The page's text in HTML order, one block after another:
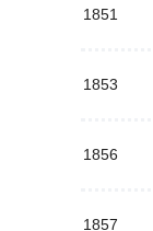
1851
1853
1856
1857